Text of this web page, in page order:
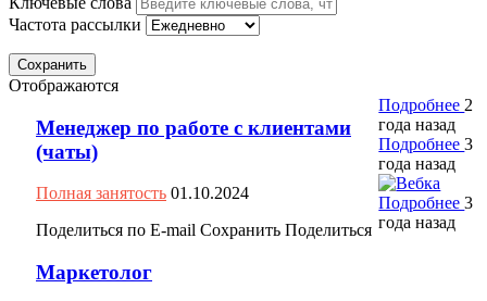
Частота рассылки
Сохранить
Отображаются
Менеджер по работе с клиентами
(чаты)
Полная занятость 01.10.2024
Поделиться по E-mail Сохранить Поделиться
Подробнее 2
года назад
Маркетолог
Подробнее3
года назад
Подробнее3
года назад